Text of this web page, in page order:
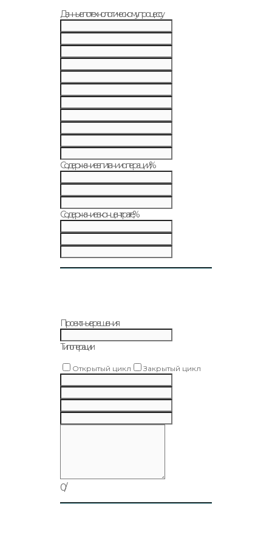
Данные по технологическому процессу
Содержание в питании операции, %
Содержание в концентрате, %
Проектные решения
Тип операции
Открытый цикл Закрытый цикл
0/